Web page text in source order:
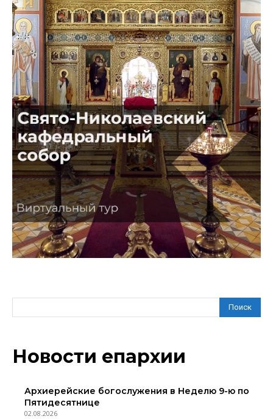
Поиск
Новости епархии
Архиерейские богослужения в Неделю 9-ю по
Пятидесятнице
02.08.2026